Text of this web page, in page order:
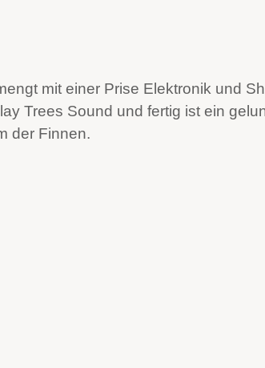
mit einer Prise Elektronik und
Trees Sound und fertig ist ein
der Finnen.